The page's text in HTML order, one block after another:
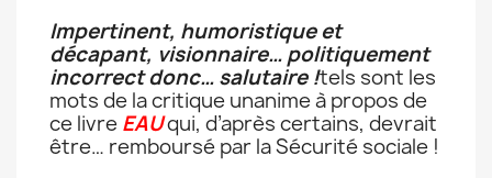
Impertinent, humoristique et
décapant, visionnaire… politiquement
incorrect donc… salutaire !tels sont les
mots de la critique unanime à propos de
ce livre EAUqui, d’après certains, devrait
être… remboursé par la Sécurité sociale !